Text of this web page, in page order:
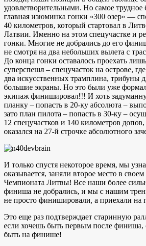
удовлетворительными. Но самое трудное
главная изюминка гонки «300 озер» —
40 километров, который стартовал в
Латвии. Именно на этом спецучастке и
гонки. Многие не добрались до его
не смотря на два небольших вылета с
До конца гонки оставалось проехать
суперспешл – спецучасток на острове,
два искусственных трамплина, трибуны
большие экраны. Но это были уже
экипаж финишировал!!! И хоть
планку – попасть в 20-ку абсолюта –
зато план пилота – попасть в 30-ку –
12 спецучастков и 140 километров
оказался на 27-й строчке абсолютного
И только спустя некоторое время, мы
оказывается, заняли второе место в своем
Чемпионата Литвы! Все наши более
финиша не добрались, и мы с нашим
не просто финишировали, а приехали на
Это еще раз подтверждает старинную
если хочешь быть первым после финиша,
быть на финише!